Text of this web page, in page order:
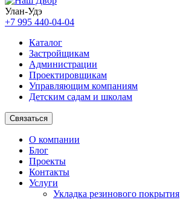
Улан-Удэ
+7 995 440-04-04
Каталог
Застройщикам
Администрации
Проектировщикам
Управляющим компаниям
Детским садам и школам
Связаться
О компании
Блог
Проекты
Контакты
Услуги
Укладка резинового покрытия